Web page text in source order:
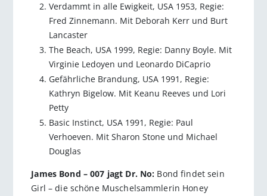
Verdammt in alle Ewigkeit, USA 1953, Regie:
Fred Zinnemann. Mit Deborah Kerr und Burt
Lancaster
The Beach, USA 1999, Regie: Danny Boyle. Mit
Virginie Ledoyen und Leonardo DiCaprio
Gefährliche Brandung, USA 1991, Regie:
Kathryn Bigelow. Mit Keanu Reeves und Lori
Petty
Basic Instinct, USA 1991, Regie: Paul
Verhoeven. Mit Sharon Stone und Michael
Douglas
James Bond – 007 jagt Dr. No: Bond findet sein
Girl – die schöne Muschelsammlerin Honey